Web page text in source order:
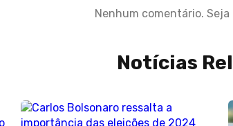
Nenhum comentário.
Notícias